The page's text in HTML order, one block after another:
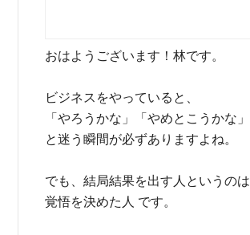
おはようございます！林です。
ビジネスをやっていると、
「やろうかな」「やめとこうかな」
と迷う瞬間が必ずありますよね。
でも、結局結果を出す人というのは
覚悟を決めた人 です。